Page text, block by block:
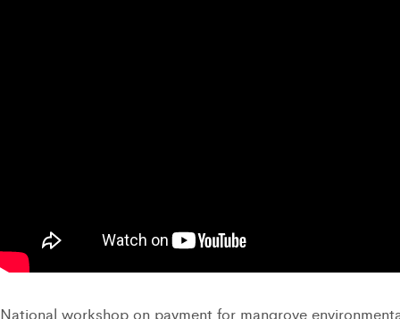
National workshop on payment for mangrove